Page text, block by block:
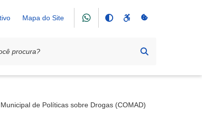
Mapa do Site
de Políticas sobre Drogas (COMAD)